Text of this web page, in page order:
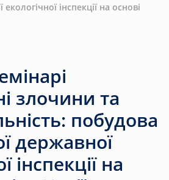
інспекції на основі
злочини та
побудова
державної
інспекції на